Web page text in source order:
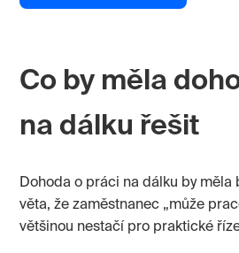
Co by měla
na dálku řešit
Dohoda o práci na dálku by měla
věta, že zaměstnanec „může
většinou nestačí pro praktické